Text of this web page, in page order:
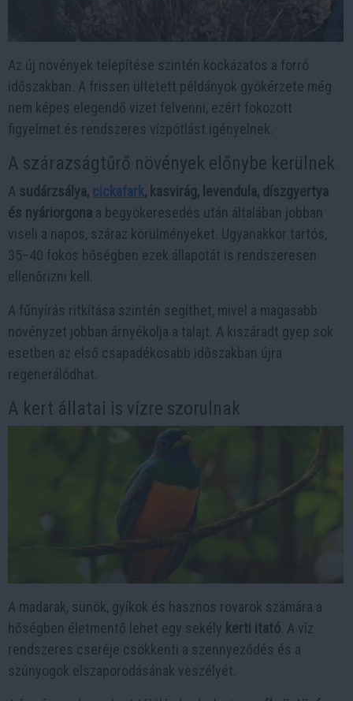
Az új növények telepítése szintén kockázatos a forró
időszakban. A frissen ültetett példányok gyökérzete még
nem képes elegendő vizet felvenni, ezért fokozott
figyelmet és rendszeres vízpótlást igényelnek.
A szárazságtűrő növények előnybe kerülnek
A sudárzsálya, cickafark, kasvirág, levendula, díszgyertya
és nyáriorgona a begyökeresedés után általában jobban
viseli a napos, száraz körülményeket. Ugyanakkor tartós,
35–40 fokos hőségben ezek állapotát is rendszeresen
ellenőrizni kell.
A fűnyírás ritkítása szintén segíthet, mivel a magasabb
növényzet jobban árnyékolja a talajt. A kiszáradt gyep sok
esetben az első csapadékosabb időszakban újra
regenerálódhat.
A kert állatai is vízre szorulnak
A madarak, sünök, gyíkok és hasznos rovarok számára a
hőségben életmentő lehet egy sekély kerti itató . A víz
rendszeres cseréje csökkenti a szennyeződés és a
szúnyogok elszaporodásának veszélyét.